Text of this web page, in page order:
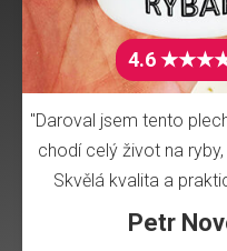
4.6
"Daroval jsem tento
chodí celý život na
Skvělá kvalita a
Petr